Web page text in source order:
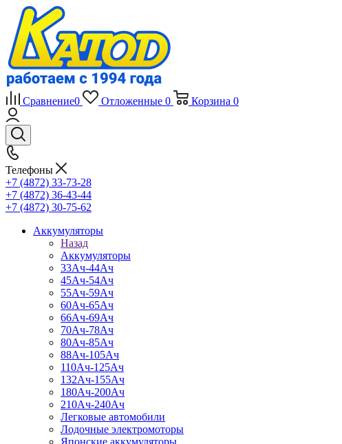
Сравнение0 Отложенные 0 Корзина 0
Телефоны
+7 (4872) 33-73-28
+7 (4872) 36-43-44
+7 (4872) 30-75-62
Аккумуляторы
Назад
Аккумуляторы
33Ач-44Ач
45Ач-54Ач
55Ач-59Ач
60Ач-65Ач
66Ач-69Ач
70Ач-78Ач
80Ач-85Ач
88Ач-105Ач
110Ач-125Ач
132Ач-155Ач
180Ач-200Ач
210Ач-240Ач
Легковые автомобили
Лодочные электромоторы
Японские аккумуляторы